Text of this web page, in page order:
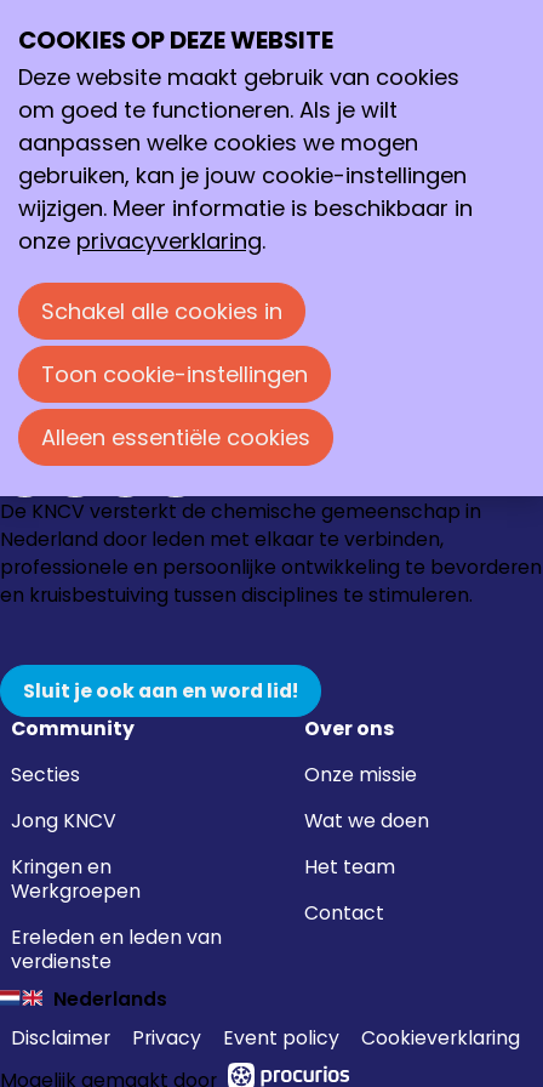
Archief 2024
augustus 2024
augustus 2024
Archief >2024>augustus
23-08-2024 - Een cellulaire leefomgeving op
maat
01-08-2024-Nederland wint Olympisch
brons op Internationale Chemieolympiade
Loire 150
2491 AK Den Haag
070 337 87 90
kncv@kncv.nl
Ga
naar
Instagram
Ga
naar
Facebook
Ga
naar
LinkedIn
Ga
naar
YouTube
Community
Secties
Jong KNCV
Kringen en
Werkgroepen
Ereleden en leden van
verdienste
Over ons
Onze missie
Wat we doen
Het team
Contact
De KNCV versterkt de chemische gemeenschap in
Nederland door leden met elkaar te verbinden,
professionele en persoonlijke ontwikkeling te bevorderen
en kruisbestuiving tussen disciplines te stimuleren.
Sluit je ook aan en word lid!
Nederlands
Disclaimer
Privacy Event policy
Cookieverklaring
Mogelijk gemaakt door
COOKIES OP DEZE WEBSITE
Deze website maakt gebruik van cookies
om goed te functioneren. Als je wilt
aanpassen welke cookies we mogen
gebruiken, kan je jouw cookie-instellingen
wijzigen. Meer informatie is beschikbaar in
onze privacyverklaring.
Schakel alle cookies in
Toon cookie-instellingen
Alleen essentiële cookies